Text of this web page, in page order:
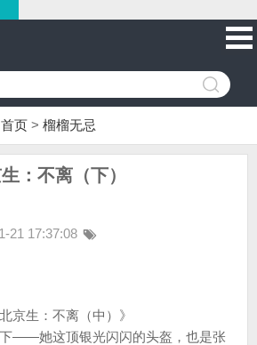
首页 > 榴榴无忌
：不离（下）
21 17:37:08
京生：不离（中）》
——她这顶银光闪闪的头盔，也是张